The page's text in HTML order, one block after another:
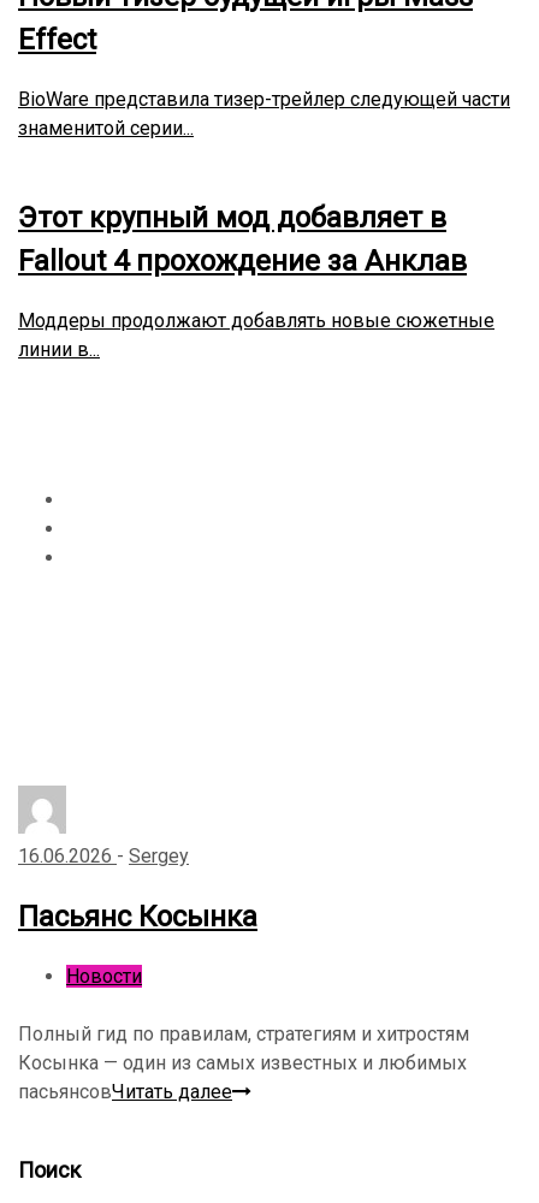
Effect
BioWare представила тизер-трейлер следующей части
знаменитой серии...
Этот крупный мод добавляет в
Fallout 4 прохождение за Анклав
Моддеры продолжают добавлять новые сюжетные
линии в...
16.06.2026 - Sergey
Пасьянс Косынка
Новости
Полный гид по правилам, стратегиям и хитростям
Косынка — один из самых известных и любимых
пасьянсовЧитать далее
Поиск